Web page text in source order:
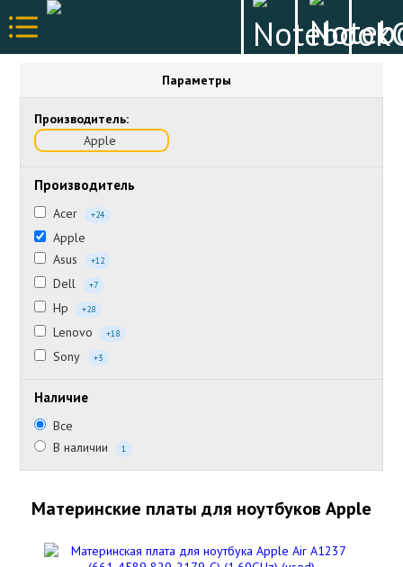
Параметры
Производитель:
Apple
Производитель
Acer +24
Apple
Asus
+12
Dell +7
Hp +28
Lenovo +18
Sony +3
Наличие
Все
В наличии
1
Материнские платы для ноутбуков Apple